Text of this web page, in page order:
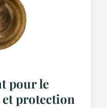
pour le
protection